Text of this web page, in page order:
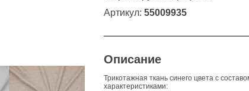
Артикул: 55009935
Описание
Трикотажная ткань синего цвета с
характеристиками: